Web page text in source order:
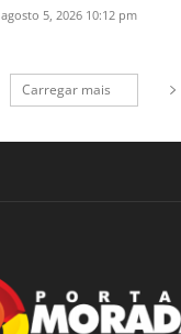
agosto 5, 2026 10:12 pm
Carregar mais